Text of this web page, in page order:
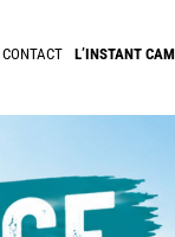
CONTACT L’INSTANT